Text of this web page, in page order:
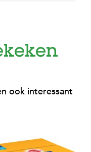
ook interessant